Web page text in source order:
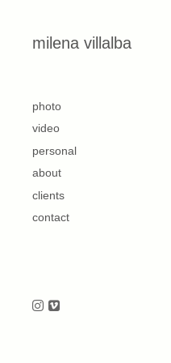
milena villalba
photo
video
personal
about
clients
contact
Follow us on Instagram